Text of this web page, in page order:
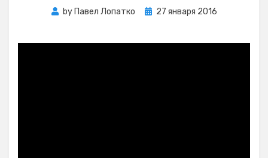
by Павел Лопатко
Posted
27 января 2016